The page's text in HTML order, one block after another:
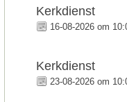
Kerkdienst
16-08-2026 om
Kerkdienst
23-08-2026 om